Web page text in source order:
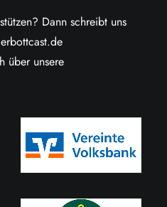
Dann schreibt uns
über unsere